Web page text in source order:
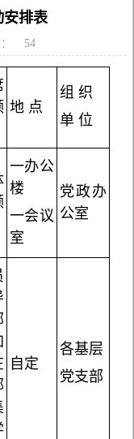
安排表
54
地 点
组 织
单 位
一办公
楼
一会议
室
党政办
公室
自定
各基层
党支部